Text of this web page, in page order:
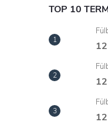
e
l
TOP 10